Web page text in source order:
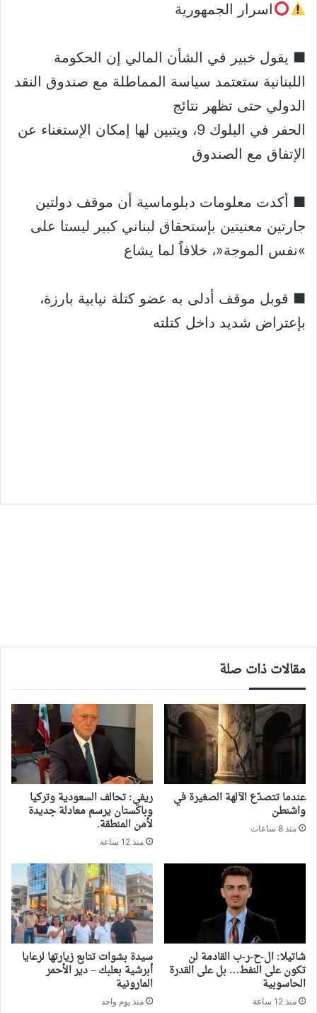
اسرار الجمهورية
■ يقول خبير في الشأن المالي إن الحكومة
اللبنانية ستعتمد سياسة المماطلة مع صندوق النقد
الدولي حتى تظهر نتائج
الحفر في البلوك 9، ويتبين لها إمكان الإستغناء عن
الإتفاق مع الصندوق
■ أكدت معلومات دبلوماسية أن موقف دولتين
جارتين معنيتين بإستحقاق لبناني كبير ليستا على
»نفس الموجة«، خلافاً لما يشاع
■ قوبل موقف أدلى به عضو كتلة نيابية بارزة،
بإعتراض شديد داخل كتلته
مقالات ذات صلة
‏عندما تتصدّع الآلهة الصغيرة في
واشنطن
منذ 8 ساعات
ريفي: تحالف السعودية وتركيا
وباكستان يرسم معادلة جديدة
لأمن المنطقة.
منذ 12 ساعة
شاتيلا: ال-ح-ر-ب القادمة لن
تكون على النفط… بل على القدرة
الحاسوبية
منذ 12 ساعة
سيدة بشوات تتابع زيارتها لرعايا
أبرشية بعلبك – دير الأحمر
المارونية
منذ يوم واحد